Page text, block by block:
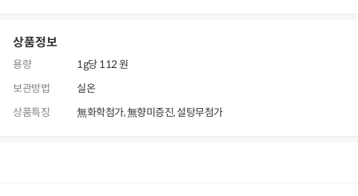
상품정보
용량
1g당 112 원
보관방법
실온
상품특징
無화학첨가, 無향미증진, 설탕무첨가